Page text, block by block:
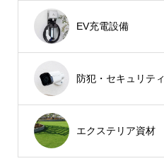
EV充電設備
防犯・セキュリティ
エクステリア資材